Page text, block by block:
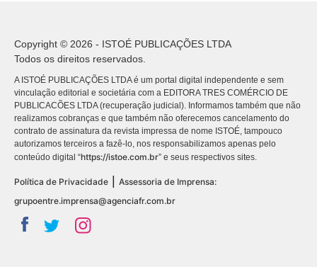
Copyright © 2026 - ISTOÉ PUBLICAÇÕES LTDA
Todos os direitos reservados.
A ISTOÉ PUBLICAÇÕES LTDA é um portal digital independente e sem
vinculação editorial e societária com a EDITORA TRES COMÉRCIO DE
PUBLICACÕES LTDA (recuperação judicial). Informamos também que não
realizamos cobranças e que também não oferecemos cancelamento do
contrato de assinatura da revista impressa de nome ISTOÉ, tampouco
autorizamos terceiros a fazê-lo, nos responsabilizamos apenas pelo
conteúdo digital “https://istoe.com.br” e seus respectivos sites.
Política de Privacidade
Assessoria de Imprensa:
grupoentre.imprensa@agenciafr.com.br